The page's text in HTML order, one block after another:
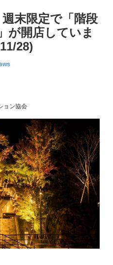
週末限定で「階段
が開店していま
28)
ョン協会